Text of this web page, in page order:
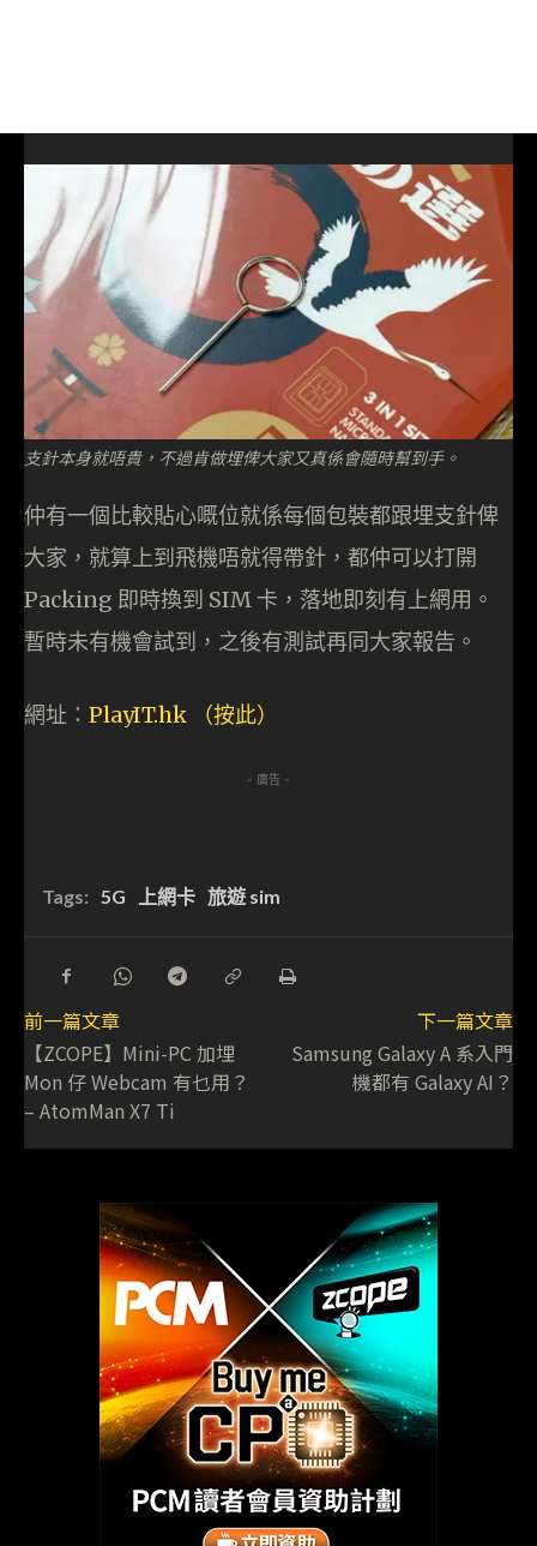
支針本身就唔貴，不過肯做埋俾大家又真係會隨時幫到手。
仲有一個比較貼心嘅位就係每個包裝都跟埋支針俾
大家，就算上到飛機唔就得帶針，都仲可以打開
Packing 即時換到 SIM 卡，落地即刻有上網用。
暫時未有機會試到，之後有測試再同大家報告。
網址： PlayIT.hk （按此）
- 廣告 -
Tags: 5G 上網卡 旅遊 sim
前一篇文章
【ZCOPE】Mini-PC 加埋
Mon 仔 Webcam 有乜用？
– AtomMan X7 Ti
下一篇文章
Samsung Galaxy A 系入門
機都有 Galaxy AI？